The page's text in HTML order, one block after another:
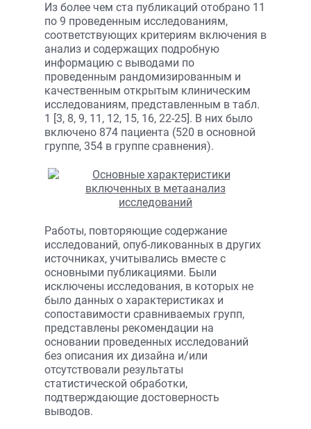
Из более чем ста публикаций отобрано 11
по 9 проведенным исследованиям,
соответствующих критериям включения в
анализ и содержащих подробную
информацию с выводами по
проведенным рандомизированным и
качественным открытым клиническим
исследованиям, представленным в табл.
1 [3, 8, 9, 11, 12, 15, 16, 22-25]. В них было
включено 874 пациента (520 в основной
группе, 354 в группе сравнения).
Работы, повторяющие содержание
исследований, опуб-ликованных в других
источниках, учитывались вместе с
основными публикациями. Были
исключены исследования, в которых не
было данных о характеристиках и
сопоставимости сравниваемых групп,
представлены рекомендации на
основании проведенных исследований
без описания их дизайна и/или
отсутствовали результаты
статистической обработки,
подтверждающие достоверность
выводов.